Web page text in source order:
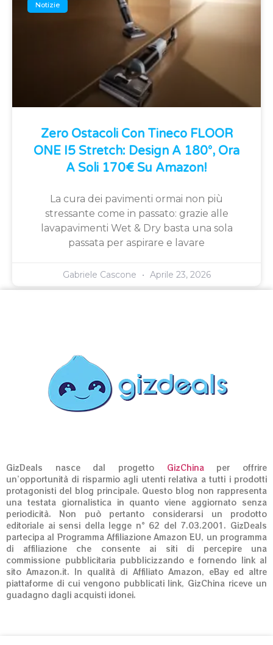
Notizie
Zero Ostacoli Con Tineco FLOOR
ONE I5 Stretch: Design A 180°, Ora
A Soli 170€ Su Amazon!
La cura dei pavimenti ormai non più
stressante come in passato: grazie alle
lavapavimenti Wet & Dry basta una sola
passata per aspirare e lavare
Gabriele Cascone Aprile 23, 2026
GizDeals nasce dal progetto GizChinaper offrire
un’opportunità di risparmio agli utenti relativa a tutti i prodotti
protagonisti del blog principale. Questo blog non rappresenta
una testata giornalistica in quanto viene aggiornato senza
periodicità. Non può pertanto considerarsi un prodotto
editoriale ai sensi della legge n° 62 del 7.03.2001. GizDeals
partecipa al Programma Affiliazione Amazon EU, un programma
di affiliazione che consente ai siti di percepire una
commissione pubblicitaria pubblicizzando e fornendo link al
sito Amazon.it. In qualità di Affiliato Amazon, eBay ed altre
piattaforme di cui vengono pubblicati link, GizChina riceve un
guadagno dagli acquisti idonei.